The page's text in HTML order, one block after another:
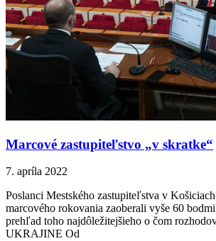
Marcové zastupiteľstvo „v skratke“
7. apríla 2022
Poslanci Mestského zastupiteľstva v
marcového rokovania zaoberali vyše 60
prehľad toho najdôležitejšieho o čom
UKRAJINE Od